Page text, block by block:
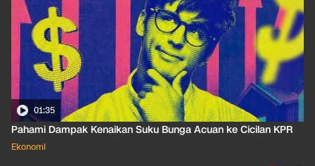
01:35
Pahami Dampak Kenaikan Suku Bunga Acuan ke Cicilan KPR
Ekonomi